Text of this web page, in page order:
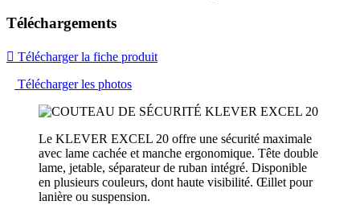
Téléchargements
 Télécharger la fiche produit
Télécharger les photos
Le KLEVER EXCEL 20 offre une sécurité maximale
avec lame cachée et manche ergonomique. Tête double
lame, jetable, séparateur de ruban intégré. Disponible
en plusieurs couleurs, dont haute visibilité. Œillet pour
lanière ou suspension.